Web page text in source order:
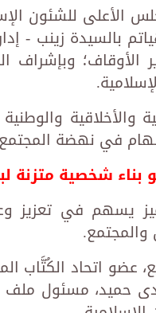
الأعلى للشئون
بالسيدة زينب -
الأوقاف؛ وبإشراف
والأخلاقية
في نهضة
شخصية متزنة
يسهم في تعزيز
عضو اتحاد
هدى حميد، مسئول